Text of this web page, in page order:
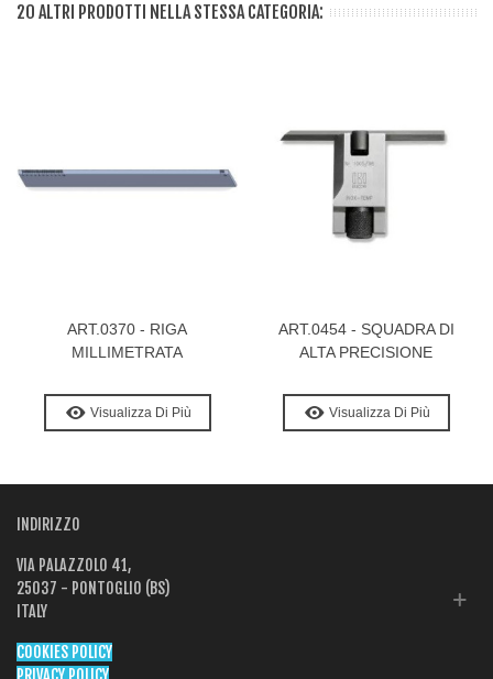
20 ALTRI PRODOTTI NELLA STESSA CATEGORIA:
ART.0370 - RIGA
MILLIMETRATA
Visualizza Di Più
ART.0454 - SQUADRA DI
ALTA PRECISIONE
Visualizza Di Più
INDIRIZZO
VIA PALAZZOLO 41,
25037 - PONTOGLIO (BS)
ITALY
COOKIES POLICY
PRIVACY POLICY